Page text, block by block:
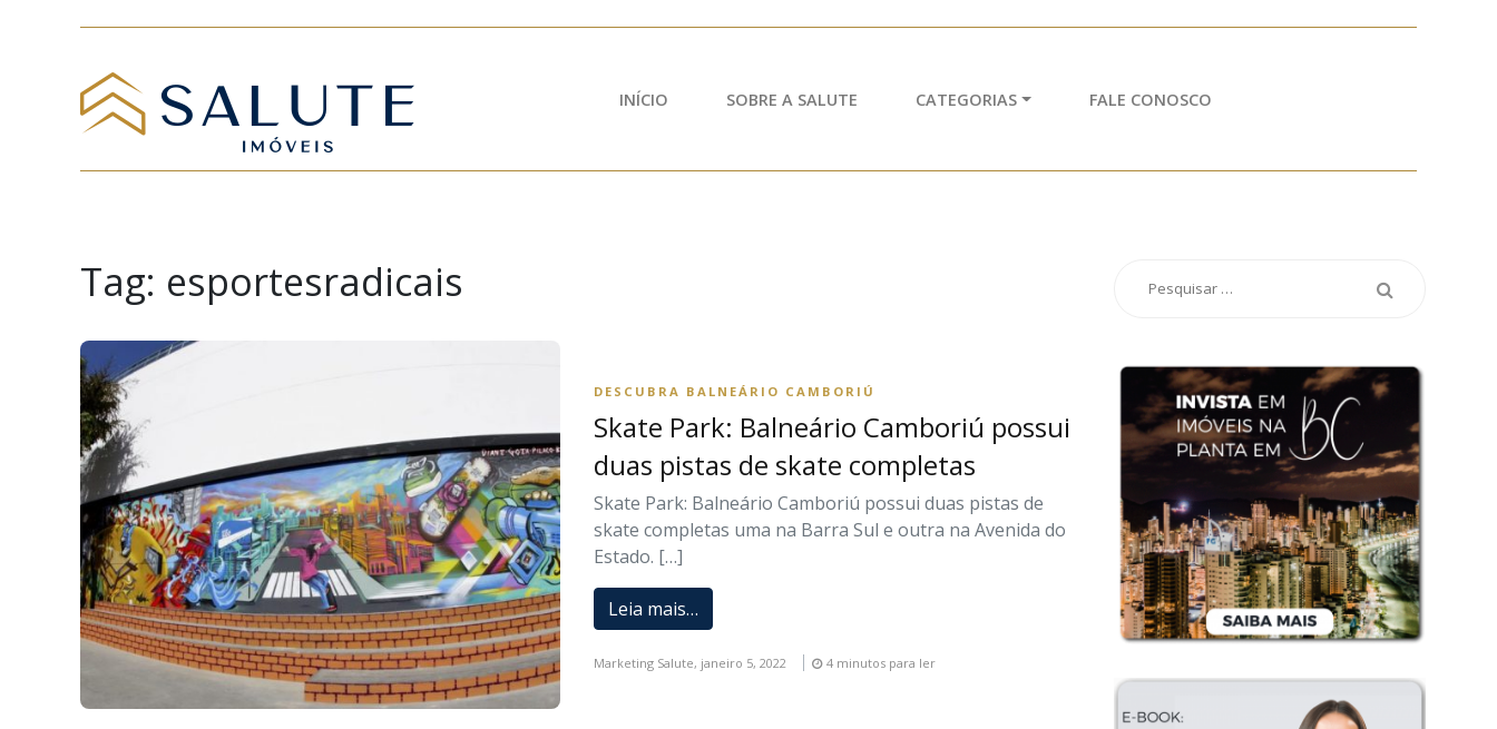
INÍCIO SOBRE A SALUTE CATEGORIAS FALE CONOSCO
Tag: esportesradicais
DESCUBRA BALNEÁRIO CAMBORIÚ
Skate Park: Balneário Camboriú possui
duas pistas de skate completas
Skate Park: Balneário Camboriú possui duas pistas de
skate completas uma na Barra Sul e outra na Avenida do
Estado. […]
Leia mais…
Marketing Salute, janeiro 5, 2022 4 minutos para ler